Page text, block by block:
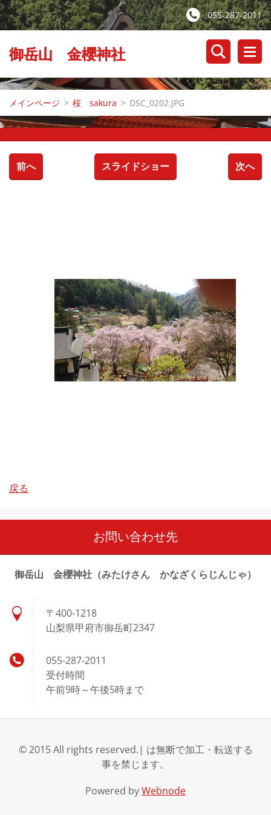
055-287-2011
御岳山 金櫻神社
メインページ > 桜 sakura > DSC_0202.JPG
前へ スライドショー 次へ
戻る
お問い合わせ先
御岳山 金櫻神社（みたけさん かなざくらじんじゃ）
〒400-1218
山梨県甲府市御岳町2347
055-287-2011
受付時間
午前9時～午後5時まで
© 2015 All rights reserved.| は無断で加工・転送する
事を禁じます。
Powered byWebnode